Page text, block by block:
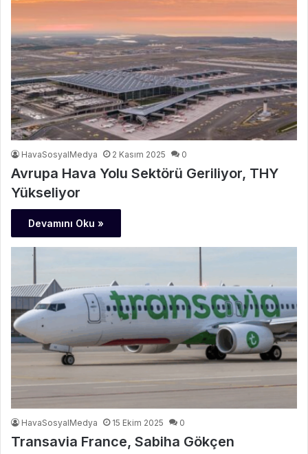
HavaSosyalMedya 2 Kasım 2025 0
Avrupa Hava Yolu Sektörü Geriliyor, THY
Yükseliyor
Devamını Oku »
HavaSosyalMedya 15 Ekim 2025 0
Transavia France, Sabiha Gökçen